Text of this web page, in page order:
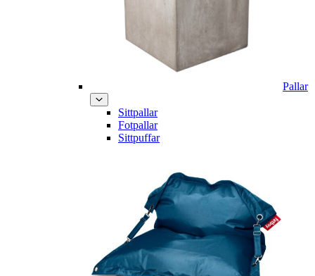
Pallar
Sittpallar
Fotpallar
Sittpuffar